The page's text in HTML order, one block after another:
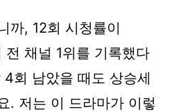
까, 12회 시청률이
전 채널 1위를 기록했다
4회 남았을 때도 상승세
. 저는 이 드라마가 이렇